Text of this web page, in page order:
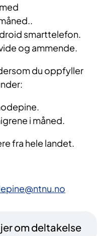
smarttelefon.
og ammende.
du oppfyller
i måned.
fra hele landet.
om deltakelse